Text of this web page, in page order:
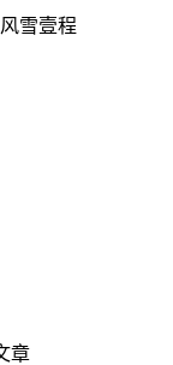
雪壹程
章